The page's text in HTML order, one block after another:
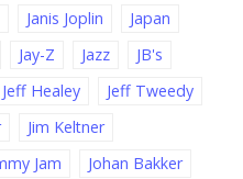
Janis Joplin
Japan
Jay-Z Jazz
JB's
Jeff Healey
Jeff Tweedy
Jim Keltner
Jam
Johan Bakker